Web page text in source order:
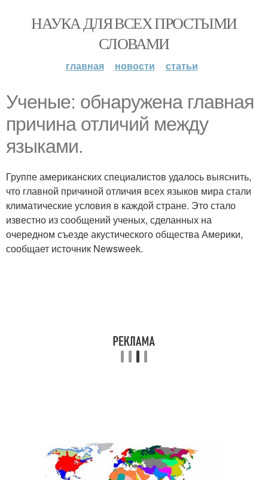
НАУКА ДЛЯ ВСЕХ ПРОСТЫМИ
СЛОВАМИ
главная новости статьи
Ученые: обнаружена главная
причина отличий между
языками.
Группе американских специалистов удалось выяснить,
что главной причиной отличия всех языков мира стали
климатические условия в каждой стране. Это стало
известно из сообщений ученых, сделанных на
очередном съезде акустического общества Америки,
сообщает источник Newsweek.